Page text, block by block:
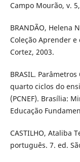
Campo Mourão, v.
BRANDÃO, Helena
Coleção Aprender e
Cortez, 2003.
BRASIL.
quarto ciclos do
(PCNEF). Brasília:
Educação
CASTILHO, Ataliba
português. 7. ed.